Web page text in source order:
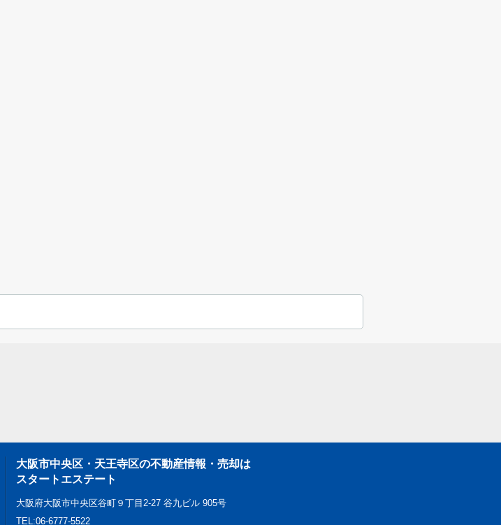
大阪市中央区・天王寺区の不動産情報・売却は
スタートエステート
大阪府大阪市中央区谷町９丁目2-27 谷九ビル 905号
TEL:06-6777-5522